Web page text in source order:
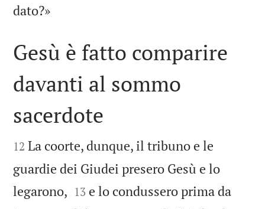
dato?»

Gesù è fatto comparire
davanti al sommo
sacerdote

12 La coorte, dunque, il tribuno e le
guardie dei Giudei presero Gesù e lo
legarono, 

13 e lo condussero prima da